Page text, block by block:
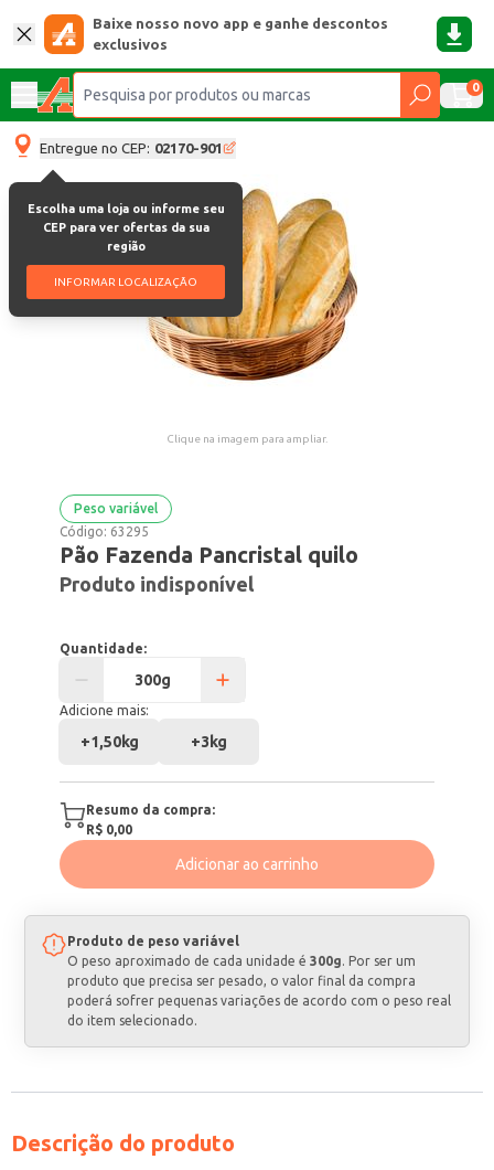
Baixe nosso novo app e ganhe descontos
exclusivos
0
Entregue no CEP: 02170-901
Escolha uma loja ou informe seu
CEP para ver ofertas da sua
região
INFORMAR LOCALIZAÇÃO
Clique na imagem para ampliar.
Peso variável
Código: 63295
Pão Fazenda Pancristal quilo
Produto indisponível
Quantidade:
Adicione mais:
+1,50kg +3kg
Resumo da compra:
R$ 0,00
Adicionar ao carrinho
Produto de peso variável
O peso aproximado de cada unidade é 300g. Por ser um
produto que precisa ser pesado, o valor final da compra
poderá sofrer pequenas variações de acordo com o peso real
do item selecionado.
Descrição do produto